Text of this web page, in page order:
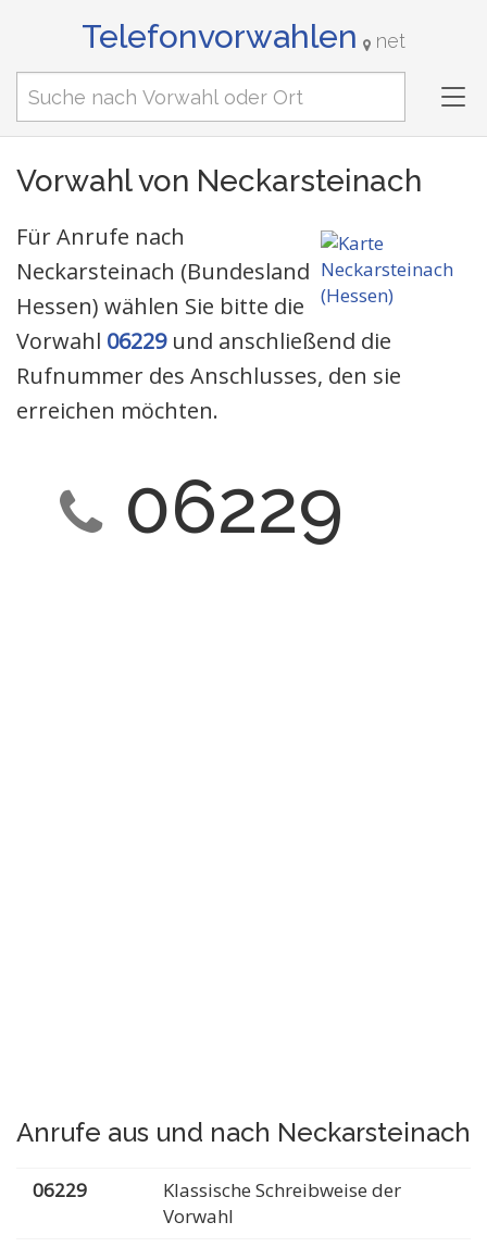
Telefonvorwahlen net
Vorwahl von Neckarsteinach
Für Anrufe nach
Neckarsteinach (Bundesland
Hessen) wählen Sie bitte die
Vorwahl 06229und anschließend die
Rufnummer des Anschlusses, den sie
erreichen möchten.
06229
Anrufe aus und nach Neckarsteinach
06229
Klassische Schreibweise der
Vorwahl